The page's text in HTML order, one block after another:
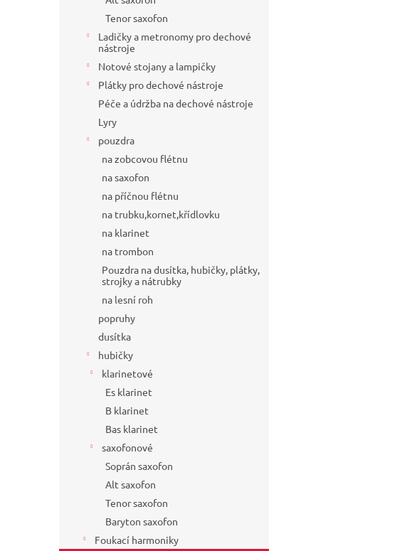
Tenor saxofon
Ladičky a metronomy pro dechové
nástroje
Notové stojany a lampičky
Plátky pro dechové nástroje
Péče a údržba na dechové nástroje
Lyry
pouzdra
na zobcovou flétnu
na saxofon
na příčnou flétnu
na trubku,kornet,křídlovku
na klarinet
na trombon
Pouzdra na dusítka, hubičky, plátky,
strojky a nátrubky
na lesní roh
popruhy
dusítka
hubičky
klarinetové
Es klarinet
B klarinet
Bas klarinet
saxofonové
Soprán saxofon
Alt saxofon
Tenor saxofon
Baryton saxofon
Foukací harmoniky